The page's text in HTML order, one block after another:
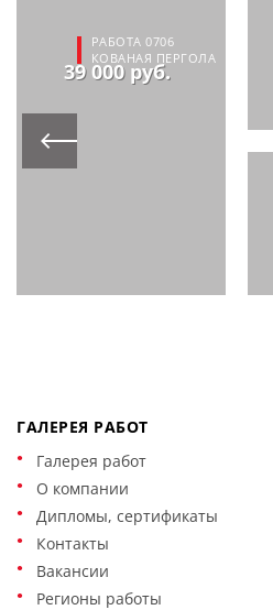
РАБОТА 0706
КОВАНАЯ ПЕРГОЛА
39 000 руб.
ГАЛЕРЕЯ РАБОТ
Галерея работ
О компании
Дипломы, сертификаты
Контакты
Вакансии
Регионы работы